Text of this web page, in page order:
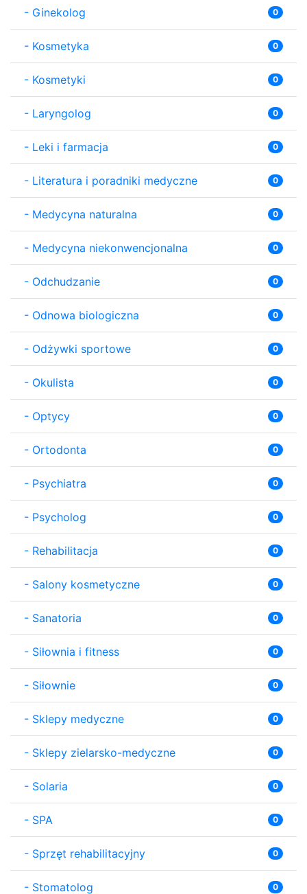
- Ginekolog 0
- Kosmetyka 0
- Kosmetyki 0
- Laryngolog 0
- Leki i farmacja 0
- Literatura i poradniki medyczne 0
- Medycyna naturalna 0
- Medycyna niekonwencjonalna 0
- Odchudzanie 0
- Odnowa biologiczna 0
- Odżywki sportowe 0
- Okulista 0
- Optycy 0
- Ortodonta 0
- Psychiatra 0
- Psycholog 0
- Rehabilitacja 0
- Salony kosmetyczne 0
- Sanatoria 0
- Siłownia i fitness 0
- Siłownie 0
- Sklepy medyczne 0
- Sklepy zielarsko-medyczne 0
- Solaria 0
- SPA 0
- Sprzęt rehabilitacyjny 0
- Stomatolog 0